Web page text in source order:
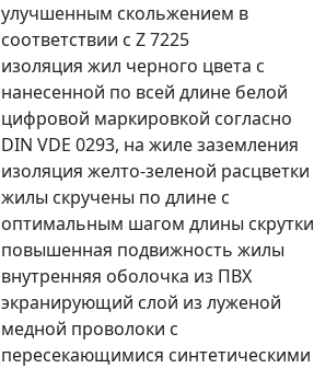
улучшенным скольжением в
соответствии с Z 7225
изоляция жил черного цвета с
нанесенной по всей длине белой
цифровой маркировкой согласно
DIN VDE 0293, на жиле заземления
изоляция желто-зеленой расцветки
жилы скручены по длине с
оптимальным шагом длины скрутки
повышенная подвижность жилы
внутренняя оболочка из ПВХ
экранирующий слой из луженой
медной проволоки с
пересекающимися синтетическими